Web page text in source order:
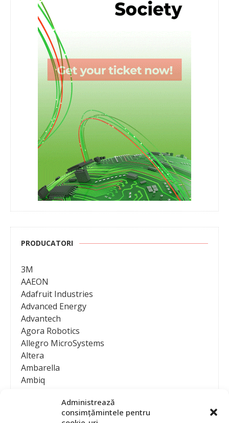
Administrează
consimțămintele pentru
PRODUCATORI
3M
AAEON
Adafruit Industries
Advanced Energy
Advantech
Agora Robotics
Allegro MicroSystems
Altera
Ambarella
Ambiq
Analog Devices